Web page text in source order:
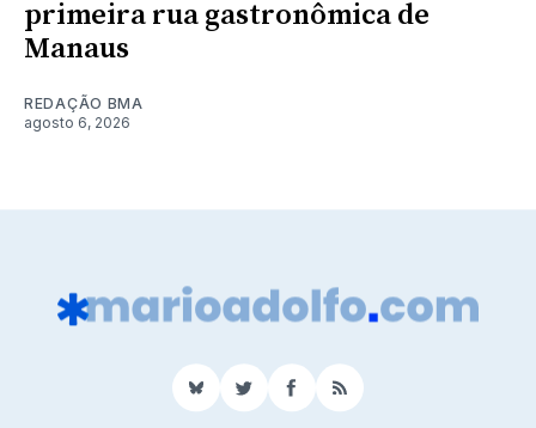
primeira rua gastronômica de
Manaus
REDAÇÃO BMA
agosto 6, 2026
BlueSkyTwitterFacebook
RSS